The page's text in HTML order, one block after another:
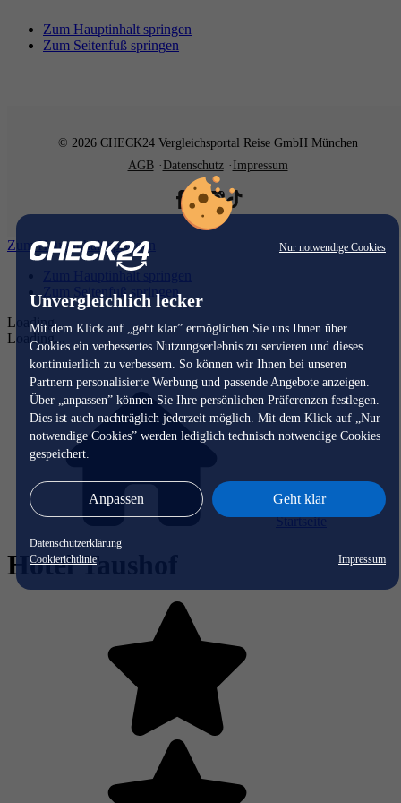
Nur notwendige Cookies
Unvergleichlich lecker
Mit dem Klick auf „geht klar” ermöglichen Sie uns Ihnen über
Cookies ein verbessertes Nutzungserlebnis zu servieren und dieses
kontinuierlich zu verbessern. So können wir Ihnen bei unseren
Partnern personalisierte Werbung und passende Angebote anzeigen.
Über „anpassen” können Sie Ihre persönlichen Präferenzen festlegen.
Dies ist auch nachträglich jederzeit möglich. Mit dem Klick auf „Nur
notwendige Cookies” werden lediglich technisch notwendige Cookies
gespeichert.
Anpassen Geht klar
Datenschutzerklärung
Cookierichtlinie
Impressum
Zum Hauptinhalt springen
Zum Seitenfuß springen
© 2026 CHECK24 Vergleichsportal Reise GmbH München
AGB
Datenschutz Impressum
Zum Hauptinhalt springen
Zum Hauptinhalt springen
Zum Seitenfuß springen
Loading...
Loading...
Startseite
Hotel Taushof